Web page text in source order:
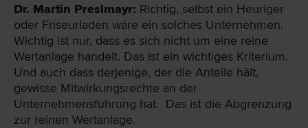
Dr. Martin Preslmayr: Richtig, selbst ein Heuriger
oder Friseurladen wäre ein solches Unternehmen.
Wichtig ist nur, dass es sich nicht um eine reine
Wertanlage handelt. Das ist ein wichtiges Kriterium.
Und auch dass derjenige, der die Anteile hält,
gewisse Mitwirkungsrechte an der
Unternehmensführung hat. Das ist die Abgrenzung
zur reinen Wertanlage.